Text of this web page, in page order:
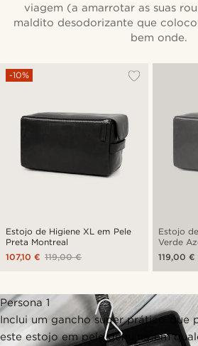
viagem (a amarrotar as suas
maldito desodorizante que
bem onde.
Estojo de Higiene XL em Pele
Preta Montreal
-10%
119,00 €
107,10 €
Estojo
Verde
119,00 €
Persona 1
Inclui um gancho super prático que
este estojo em pele genuína em